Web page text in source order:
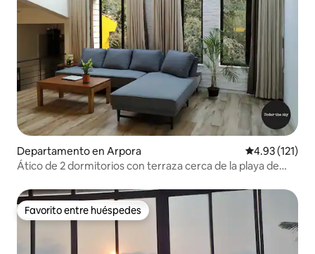
Departamento en Arpora Calificación
4.93 (121)
Ático de 2 dormitorios con terraza cerca de la playa de
Favorito entre huéspedes
Favorito entre huéspedes